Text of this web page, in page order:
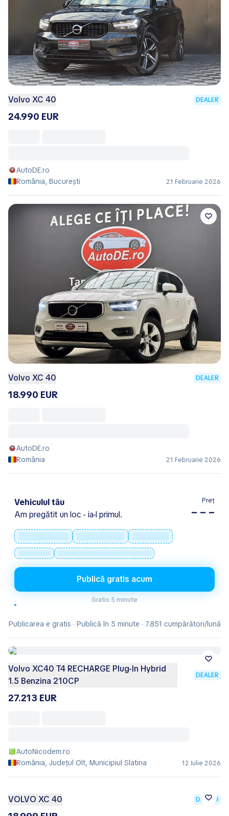
Volvo XC 40 DEALER
24.990 EUR
AutoDE.ro
România, București
21 Februarie 2026
Volvo XC 40 DEALER
18.990 EUR
AutoDE.ro
România
21 Februarie 2026
Vehiculul tău
Am pregătit un loc - ia-l primul.
Preț
– – –
Publică gratis acum
Gratis·5 minute
Publicarea e gratis · Publică în 5 minute · 7.851 cumpărători/lună
Volvo XC40 T4 RECHARGE Plug-In Hybrid
1.5 Benzina 210CP
DEALER
27.213 EUR
AutoNicodem.ro
România, Județul Olt, Municipiul Slatina
12 Iulie 2026
VOLVO XC 40 DEALER